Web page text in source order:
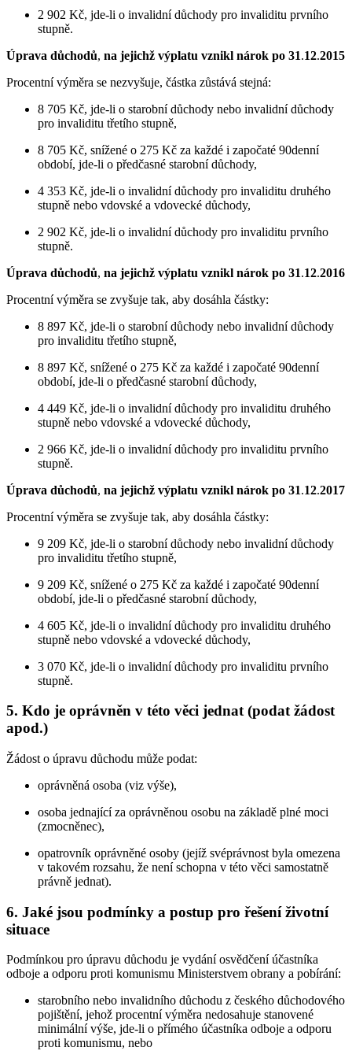
2 902 Kč, jde-li o invalidní důchody pro invaliditu prvního
stupně.
Úprava důchodů, na jejichž výplatu vznikl nárok po 31.12.2015
Procentní výměra se nezvyšuje, částka zůstává stejná:
8 705 Kč, jde-li o starobní důchody nebo invalidní důchody
pro invaliditu třetího stupně,
8 705 Kč, snížené o 275 Kč za každé i započaté 90denní
období, jde-li o předčasné starobní důchody,
4 353 Kč, jde-li o invalidní důchody pro invaliditu druhého
stupně nebo vdovské a vdovecké důchody,
2 902 Kč, jde-li o invalidní důchody pro invaliditu prvního
stupně.
Úprava důchodů, na jejichž výplatu vznikl nárok po 31.12.2016
Procentní výměra se zvyšuje tak, aby dosáhla částky:
8 897 Kč, jde-li o starobní důchody nebo invalidní důchody
pro invaliditu třetího stupně,
8 897 Kč, snížené o 275 Kč za každé i započaté 90denní
období, jde-li o předčasné starobní důchody,
4 449 Kč, jde-li o invalidní důchody pro invaliditu druhého
stupně nebo vdovské a vdovecké důchody,
2 966 Kč, jde-li o invalidní důchody pro invaliditu prvního
stupně.
Úprava důchodů, na jejichž výplatu vznikl nárok po 31.12.2017
Procentní výměra se zvyšuje tak, aby dosáhla částky:
9 209 Kč, jde-li o starobní důchody nebo invalidní důchody
pro invaliditu třetího stupně,
9 209 Kč, snížené o 275 Kč za každé i započaté 90denní
období, jde-li o předčasné starobní důchody,
4 605 Kč, jde-li o invalidní důchody pro invaliditu druhého
stupně nebo vdovské a vdovecké důchody,
3 070 Kč, jde-li o invalidní důchody pro invaliditu prvního
stupně.
5. Kdo je oprávněn v této věci jednat (podat žádost
apod.)
Žádost o úpravu důchodu může podat:
oprávněná osoba (viz výše),
osoba jednající za oprávněnou osobu na základě plné moci
(zmocněnec),
opatrovník oprávněné osoby (jejíž svéprávnost byla omezena
v takovém rozsahu, že není schopna v této věci samostatně
právně jednat).
6. Jaké jsou podmínky a postup pro řešení životní
situace
Podmínkou pro úpravu důchodu je vydání osvědčení účastníka
odboje a odporu proti komunismu Ministerstvem obrany a pobírání:
starobního nebo invalidního důchodu z českého důchodového
pojištění, jehož procentní výměra nedosahuje stanovené
minimální výše, jde-li o přímého účastníka odboje a odporu
proti komunismu, nebo